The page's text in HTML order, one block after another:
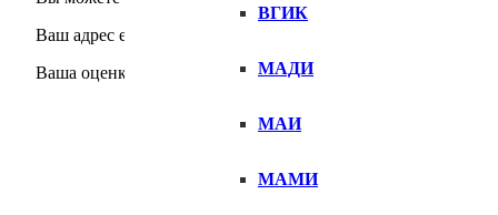
ВГИК
МАДИ
МАИ
МАМИ
Ваш адрес email не будет опубликован.
Обязательные поля
Ваша оценка